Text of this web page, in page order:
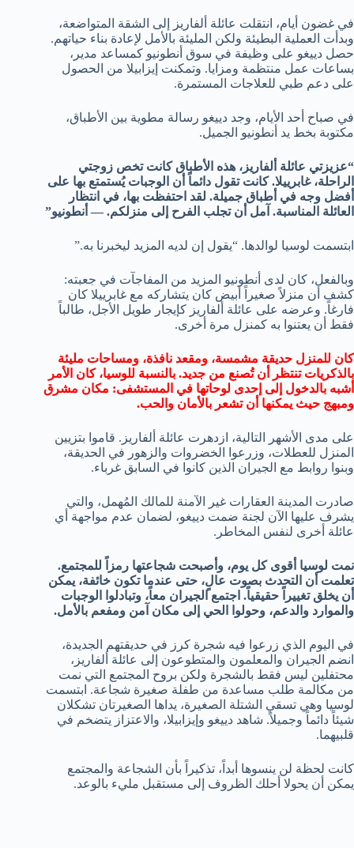
في غضون أيام، انتقلت عائلة ألفاريز إلى الشقة المتواضعة،
وبدأت العملية البطيئة ولكن المليئة بالأمل لإعادة بناء حياتهم.
حصل دييغو على وظيفة في سوق أنطونيو كمساعد مدير،
بساعات عمل منتظمة ومزايا. وتمكنت إيزابيلا من الحصول
على دعم طبي للعلاجات المستمرة.
في صباح أحد الأيام، وجد دييغو رسالة مطوية بين الأطباق،
مكتوبة بخط يد أنطونيو الجميل.
“عزيزتي عائلة ألفاريز، هذه الأطباق كانت تخص زوجتي
الراحلة، غابرييلا. كانت تقول دائماً أن الوجبات يُستمتع بها على
أفضل وجه في أطباق جميلة. لقد احتفظت بها، في انتظار
العائلة المناسبة. آمل أن تجلب الفرح إلى منزلكم. — أنطونيو”
ابتسمت لوسيا لوالدها. “يقول إن لديه المزيد ليخبرنا به.”
وبالفعل، كان لدى أنطونيو المزيد من المفاجآت في جعبته:
كشف أن منزلاً صغيراً أبيض كان يتشاركه مع غابرييلا كان
فارغاً. وعرضه على عائلة ألفاريز كإيجار طويل الأجل، طالباً
فقط أن يعتنوا به كمنزل مرة أخرى.
كان للمنزل حديقة مشمسة، ومقعد نافذة، ومساحات مليئة
بالذكريات تنتظر أن تُصنع من جديد. بالنسبة للوسيا، كان الأمر
أشبه بالدخول إلى إحدى لوحاتها في المستشفى: مكان مشرق
ومبهج حيث يمكنها أن تشعر بالأمان والحب.
على مدى الأشهر التالية، ازدهرت عائلة ألفاريز. قاموا بتزيين
المنزل للعطلات، وزرعوا الخضروات والزهور في الحديقة،
وبنوا روابط مع الجيران الذين كانوا في السابق غرباء.
صادرت المدينة العقارات غير الآمنة للمالك المُهمل، والتي
يشرف عليها الآن لجنة ضمت دييغو، لضمان عدم مواجهة أي
عائلة أخرى لنفس المخاطر.
نمت لوسيا أقوى كل يوم، وأصبحت شجاعتها رمزاً للمجتمع.
تعلمت أن التحدث بصوت عالٍ، حتى عندما تكون خائفة، يمكن
أن يخلق تغييراً حقيقياً. اجتمع الجيران معاً، وتبادلوا الوجبات
والموارد والدعم، وحولوا الحي إلى مكان آمن ومفعم بالأمل.
في اليوم الذي زرعوا فيه شجرة كرز في حديقتهم الجديدة،
انضم الجيران والمعلمون والمتطوعون إلى عائلة ألفاريز،
محتفلين ليس فقط بالشجرة ولكن بروح المجتمع التي نمت
من مكالمة طلب مساعدة من طفلة صغيرة شجاعة. ابتسمت
لوسيا وهي تسقي الشتلة الصغيرة، يداها الصغيرتان تشكلان
شيئاً دائماً وجميلاً. شاهد دييغو وإيزابيلا، والاعتزاز يتضخم في
قلبيهما.
كانت لحظة لن ينسوها أبداً، تذكيراً بأن الشجاعة والمجتمع
يمكن أن يحولا أحلك الظروف إلى مستقبل مليء بالوعد.